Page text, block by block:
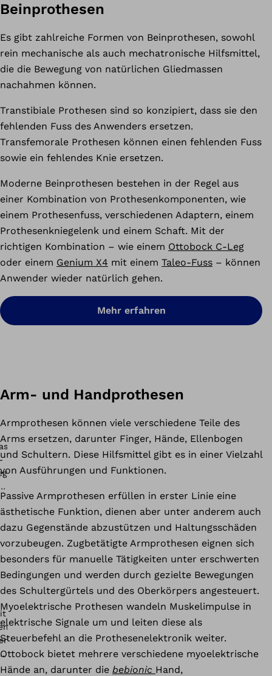
Beinprothesen
Es gibt zahlreiche Formen von Beinprothesen, sowohl
rein mechanische als auch mechatronische Hilfsmittel,
die die Bewegung von natürlichen Gliedmassen
nachahmen können.
Transtibiale Prothesen sind so konzipiert, dass sie den
fehlenden Fuss des Anwenders ersetzen.
Transfemorale Prothesen können einen fehlenden Fuss
sowie ein fehlendes Knie ersetzen.
Moderne Beinprothesen bestehen in der Regel aus
einer Kombination von Prothesenkomponenten, wie
einem Prothesenfuss, verschiedenen Adaptern, einem
Prothesenkniegelenk und einem Schaft. Mit der
richtigen Kombination – wie einem Ottobock C-Leg
oder einem Genium X4 mit einem Taleo-Fuss – können
Anwender wieder natürlich gehen.
Mehr erfahren
Arm- und Handprothesen
Armprothesen können viele verschiedene Teile des
Arms ersetzen, darunter Finger, Hände, Ellenbogen
und Schultern. Diese Hilfsmittel gibt es in einer Vielzahl
von Ausführungen und Funktionen.
Passive Armprothesen erfüllen in erster Linie eine
ästhetische Funktion, dienen aber unter anderem auch
dazu Gegenstände abzustützen und Haltungsschäden
vorzubeugen. Zugbetätigte Armprothesen eignen sich
besonders für manuelle Tätigkeiten unter erschwerten
Bedingungen und werden durch gezielte Bewegungen
des Schultergürtels und des Oberkörpers angesteuert.
Myoelektrische Prothesen wandeln Muskelimpulse in
elektrische Signale um und leiten diese als
Steuerbefehl an die Prothesenelektronik weiter.
Ottobock bietet mehrere verschiedene myoelektrische
Hände an, darunter die bebionic Hand,